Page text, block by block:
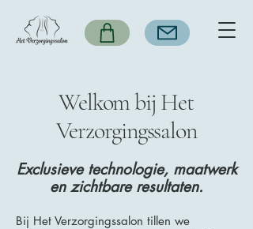
Welkom bij Het
Verzorgingssalon
Exclusieve technologie, maatwerk
en zichtbare resultaten.
Bij Het Verzorgingssalon tillen we